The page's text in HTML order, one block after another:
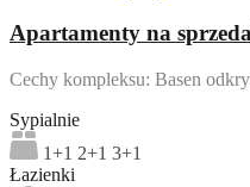
Apartamenty na
Cechy kompleksu: Basen
Sypialnie
1+1 2+1 3+1
Łazienki